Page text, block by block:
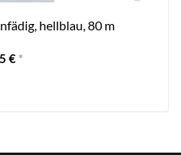
hellblau, 80 m
€ *